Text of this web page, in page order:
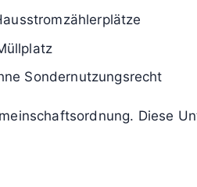
Sondernutzungsrecht
Diese